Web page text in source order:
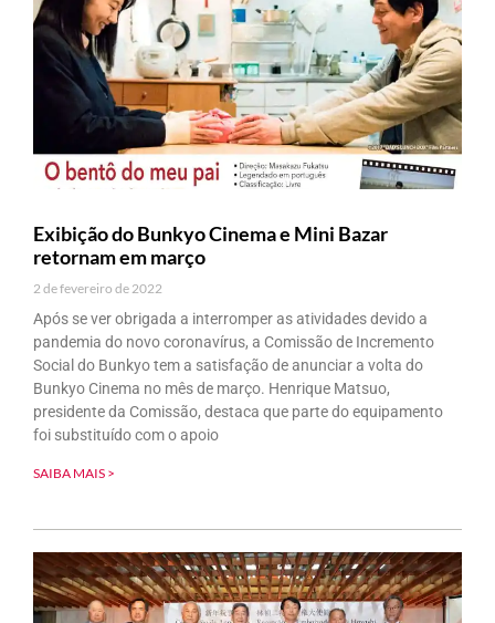
Exibição do Bunkyo Cinema e Mini Bazar
retornam em março
2 de fevereiro de 2022
Após se ver obrigada a interromper as atividades devido a
pandemia do novo coronavírus, a Comissão de Incremento
Social do Bunkyo tem a satisfação de anunciar a volta do
Bunkyo Cinema no mês de março. Henrique Matsuo,
presidente da Comissão, destaca que parte do equipamento
foi substituído com o apoio
SAIBA MAIS >